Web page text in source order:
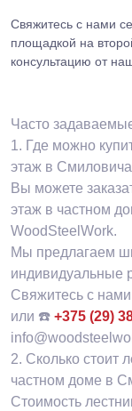
Свяжитесь с нами
площадкой на
консультацию от
Часто
1. Где можно
этаж в
Вы можете
этаж в частном
WoodSteelWork.
Мы предлагаем
индивидуальные
Свяжитесь с
или ☎️ +375 (29)
2. Сколько стоит
частном доме в
Стоимость